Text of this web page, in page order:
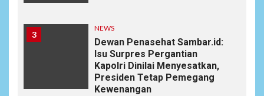
3
NEWS
Dewan Penasehat Sambar.id:
Isu Surpres Pergantian
Kapolri Dinilai Menyesatkan,
Presiden Tetap Pemegang
Kewenangan